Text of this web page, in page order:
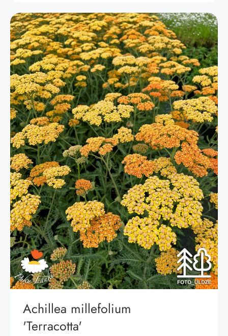
Achillea millefolium
'Terracotta'